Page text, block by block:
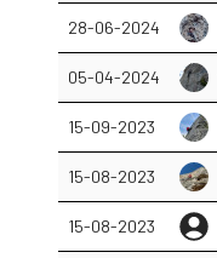
28-06-2024
05-04-2024
15-09-2023
15-08-2023
15-08-2023